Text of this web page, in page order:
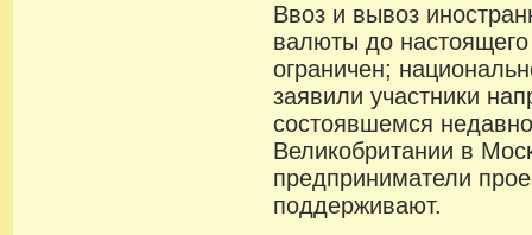
Ввоз и вывоз
валюты до
ограничен;
заявили участники
состоявшемся
Великобритании в
предприниматели
поддерживают.